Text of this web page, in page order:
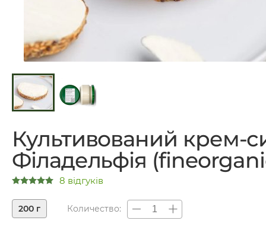
Культивований крем-
Філадельфія
8 відгуків
200 г Количество: